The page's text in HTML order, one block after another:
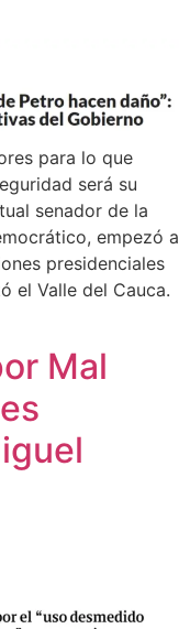
para lo que
será su
senador de la
empezó a
presidenciales
el Valle del Cauca.
Mal